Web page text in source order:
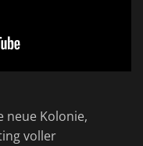
neue Kolonie,
voller